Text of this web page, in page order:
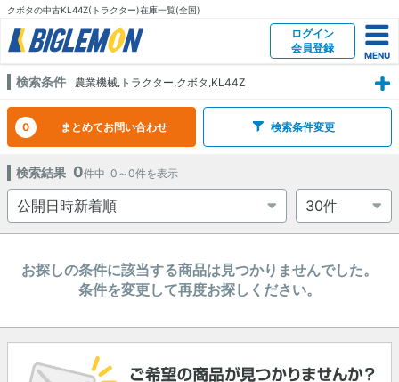
クボタの中古KL44Z(トラクター)在庫一覧(全国)
ログイン
会員登録
検索条件 農業機械,トラクター,クボタ,KL44Z
0 まとめてお問い合わせ 検索条件変更
検索結果 0件中 0～0件を表示
お探しの条件に該当する商品は見つかりませんでした。
条件を変更して再度お探しください。